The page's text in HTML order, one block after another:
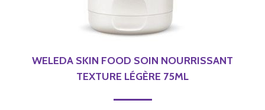
WELEDA SKIN FOOD SOIN NOURRISSANT
TEXTURE LÉGÈRE 75ML